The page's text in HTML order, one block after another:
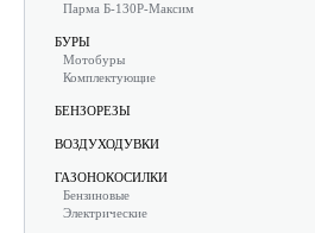
Парма Б-130Р-Максим
БУРЫ
Мотобуры
Комплектующие
БЕНЗОРЕЗЫ
ВОЗДУХОДУВКИ
ГАЗОНОКОСИЛКИ
Бензиновые
Электрические